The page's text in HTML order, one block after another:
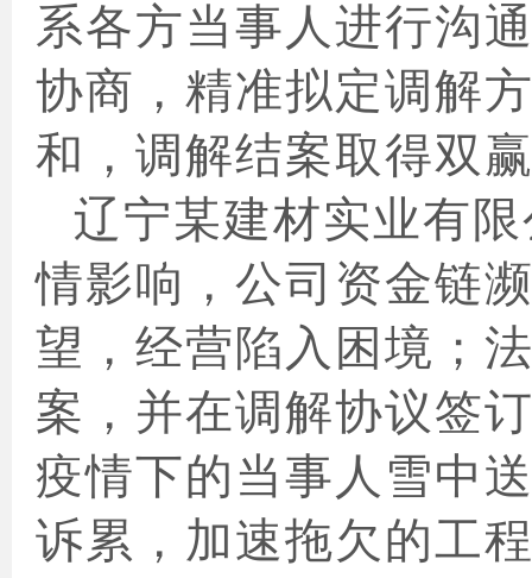
系各方当事人进行沟
协商，精准拟定调解
和，调解结案取得双
辽宁某建材实业有
情影响，公司资金链
望，经营陷入困境；
案，并在调解协议签
疫情下的当事人雪中
诉累，加速拖欠的工